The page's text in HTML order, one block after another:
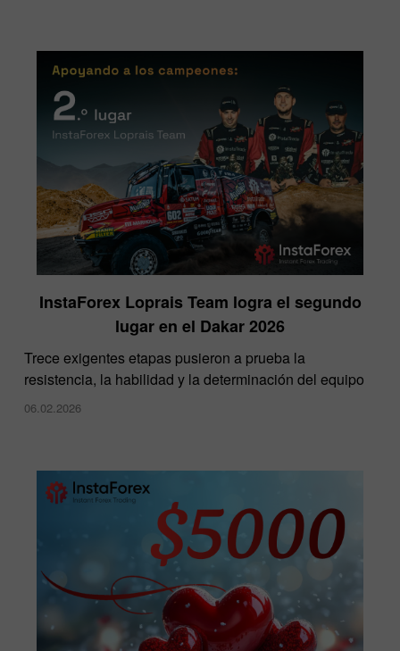
InstaForex Loprais Team logra el segundo
lugar en el Dakar 2026
Trece exigentes etapas pusieron a prueba la
resistencia, la habilidad y la determinación del equipo
06.02.2026